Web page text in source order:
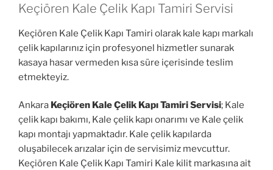
Keçiören Kale Çelik Kapı Tamiri Servisi
Keçiören Kale Çelik Kapı Tamiri olarak kale kapı markalı
çelik kapılarınız için profesyonel hizmetler sunarak
kasaya hasar vermeden kısa süre içerisinde teslim
etmekteyiz.
Ankara Keçiören Kale Çelik Kapı Tamiri Servisi; Kale
çelik kapı bakımı, Kale çelik kapı onarımı ve Kale çelik
kapı montajı yapmaktadır. Kale çelik kapılarda
oluşabilecek arızalar için de servisimiz mevcuttur.
Keçiören Kale Çelik Kapı Tamiri Kale kilit markasına ait